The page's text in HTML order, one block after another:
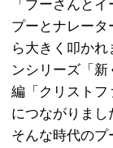
「プーさんと
プーとナレー
ら大きく叩か
ンシリーズ「
編「クリストフ
につながりまし
そんな時代のプ